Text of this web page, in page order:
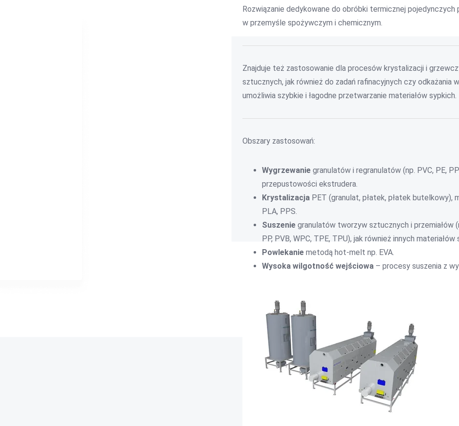
Rozwiązanie dedykowane do obróbki termicznej
w przemyśle spożywczym i chemicznym.
Znajduje też zastosowanie dla procesów krystalizacji i
sztucznych, jak również do zadań rafinacyjnych czy odkażania
umożliwia szybkie i łagodne przetwarzanie materiałów sypkich.
Obszary zastosowań:
Wygrzewanie granulatów i regranulatów (np. PVC, PE,
przepustowości ekstrudera.
Krystalizacja PET (granulat, płatek, płatek butelkowy),
PLA, PPS.
Suszenie granulatów tworzyw sztucznych i przemiałów
PP, PVB, WPC, TPE, TPU), jak również innych materiałów
Powlekanie metodą hot-melt np. EVA.
Wysoka wilgotność wejściowa – procesy suszenia z